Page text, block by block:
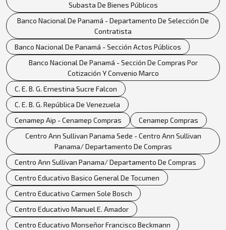
Subasta De Bienes Públicos
Banco Nacional De Panamá - Departamento De Selección De
Contratista
Banco Nacional De Panamá - Sección Actos Públicos
Banco Nacional De Panamá - Sección De Compras Por
Cotización Y Convenio Marco
C. E. B. G. Ernestina Sucre Falcon
C. E. B. G. República De Venezuela
Cenamep Aip - Cenamep Compras
Cenamep Compras
Centro Ann Sullivan Panama Sede - Centro Ann Sullivan
Panama/ Departamento De Compras
Centro Ann Sullivan Panama/ Departamento De Compras
Centro Educativo Basico General De Tocumen
Centro Educativo Carmen Sole Bosch
Centro Educativo Manuel E. Amador
Centro Educativo Monseñor Francisco Beckmann